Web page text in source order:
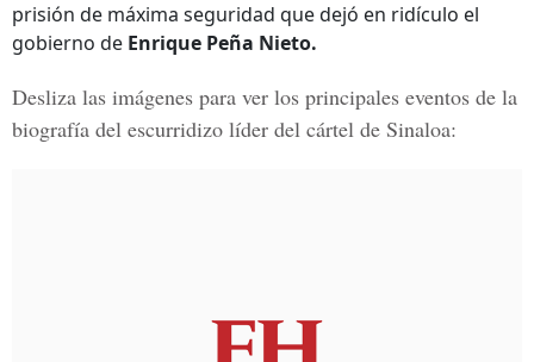
prisión de máxima seguridad que dejó en ridículo el
gobierno de Enrique Peña Nieto.
Desliza las imágenes para ver los principales eventos de la
biografía del escurridizo líder del cártel de Sinaloa: